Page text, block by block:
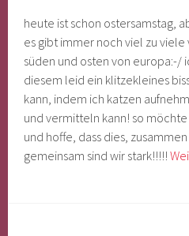
heute ist schon ostersamstag,
es gibt immer noch viel zu
süden und osten von europa:-/
diesem leid ein klitzekleines
kann, indem ich katzen
und vermitteln kann! so
und hoffe, dass dies,
gemeinsam sind wir stark!!!!!